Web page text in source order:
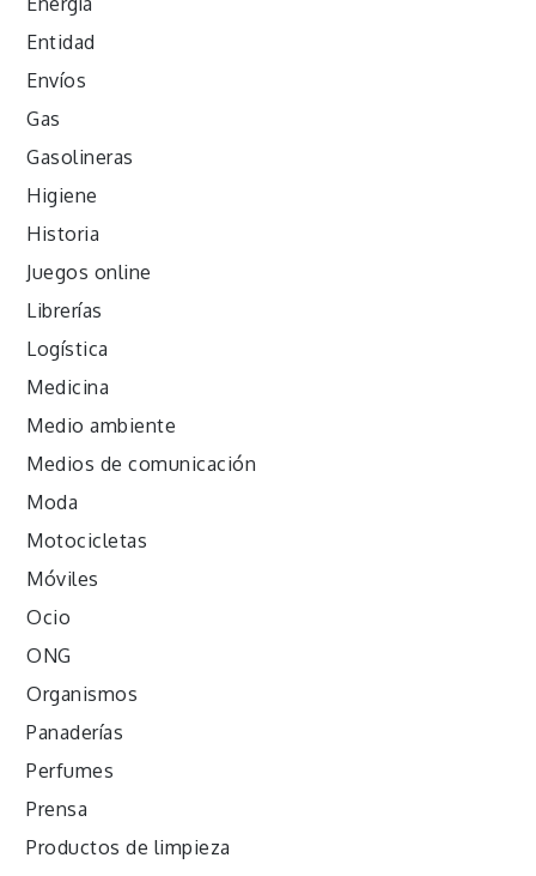
Entidad
Envíos
Gas
Gasolineras
Higiene
Historia
Juegos online
Librerías
Logística
Medicina
Medio ambiente
Medios de comunicación
Moda
Motocicletas
Móviles
Ocio
ONG
Organismos
Panaderías
Perfumes
Prensa
Productos de limpieza